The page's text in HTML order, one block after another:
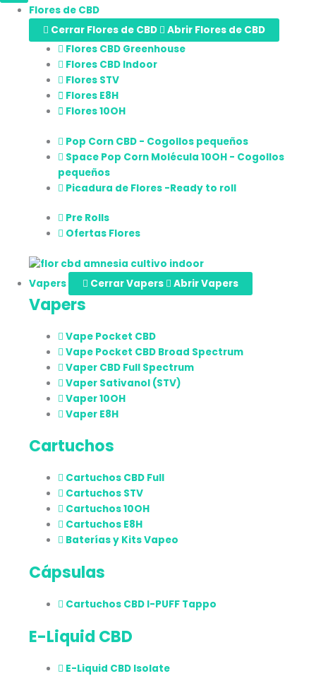
Flores de CBD
Cerrar Flores de CBD
Abrir Flores de CBD
Flores CBD Greenhouse
Flores CBD Indoor
Flores STV
Flores E8H
Flores 10OH
Pop Corn CBD - Cogollos pequeños
Space Pop Corn Molécula 10OH - Cogollos
pequeños
Picadura de Flores -Ready to roll
Pre Rolls
Ofertas Flores
Vapers Cerrar Vapers Abrir Vapers
Vapers
Vape Pocket CBD
Vape Pocket CBD Broad Spectrum
Vaper CBD Full Spectrum
Vaper Sativanol (STV)
Vaper 10OH
Vaper E8H
Cartuchos
Cartuchos CBD Full
Cartuchos STV
Cartuchos 10OH
Cartuchos E8H
Baterías y Kits Vapeo
Cápsulas
Cartuchos CBD I-PUFF Tappo
E-Liquid CBD
E-Liquid CBD Isolate